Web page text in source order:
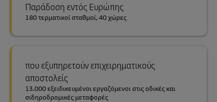
Παράδοση εντός Ευρώπης
180 τερματικοί σταθμοί, 40 χώρες
που εξυπηρετούν επιχειρηματικούς
αποστολείς
13.000 εξειδικευμένοι εργαζόμενοι στις οδικές και
σιδηροδρομικές μεταφορές